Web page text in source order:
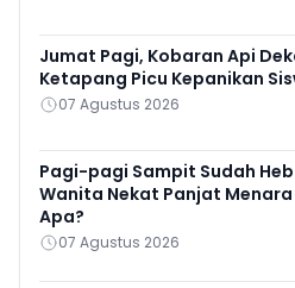
Jumat Pagi, Kobaran Api
Ketapang Picu Kepanikan
07 Agustus 2026
Pagi-pagi Sampit Sudah
Wanita Nekat Panjat Menara
Apa?
07 Agustus 2026